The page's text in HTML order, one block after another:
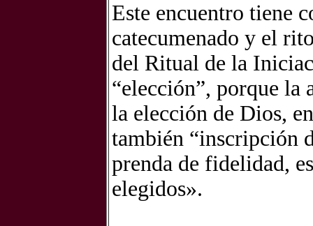
Este encuentro tiene
catecumenado y el
del Ritual de la
“elección”, porque la
la elección de Dios,
también “inscripción
prenda de fidelidad,
elegidos».